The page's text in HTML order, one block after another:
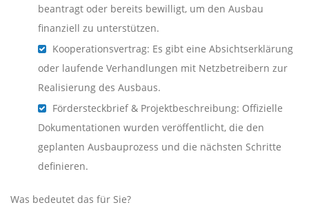
beantragt oder bereits bewilligt, um den Ausbau
finanziell zu unterstützen.
Kooperationsvertrag: Es gibt eine Absichtserklärung
oder laufende Verhandlungen mit Netzbetreibern zur
Realisierung des Ausbaus.
Fördersteckbrief & Projektbeschreibung: Offizielle
Dokumentationen wurden veröffentlicht, die den
geplanten Ausbauprozess und die nächsten Schritte
definieren.
Was bedeutet das für Sie?